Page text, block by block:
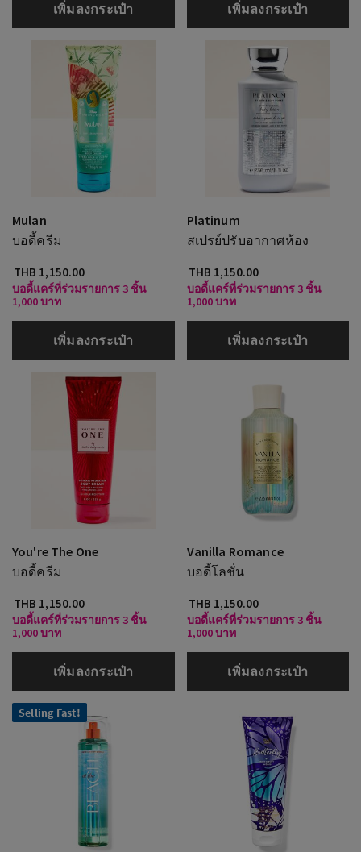
เพิ่มลงกระเป๋า เพิ่มลงกระเป๋า
Mulan
บอดี้ครีม
THB 1,150.00
บอดี้แคร์ที่ร่วมรายการ 3 ชิ้น
1,000 บาท
เพิ่มลงกระเป๋า
Platinum
สเปรย์ปรับอากาศห้อง
THB 1,150.00
บอดี้แคร์ที่ร่วมรายการ 3 ชิ้น
1,000 บาท
เพิ่มลงกระเป๋า
You're The One
บอดี้ครีม
THB 1,150.00
บอดี้แคร์ที่ร่วมรายการ 3 ชิ้น
1,000 บาท
เพิ่มลงกระเป๋า
Vanilla Romance
บอดี้โลชั่น
THB 1,150.00
บอดี้แคร์ที่ร่วมรายการ 3 ชิ้น
1,000 บาท
เพิ่มลงกระเป๋า
Selling Fast!